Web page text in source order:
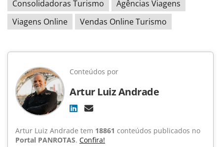
Consolidadoras Turismo
Agências Viagens
Viagens Online
Vendas Online Turismo
Conteúdos por
Artur Luiz Andrade
Artur Luiz Andrade tem 18861 conteúdos publicados no
Portal PANROTAS. Confira!